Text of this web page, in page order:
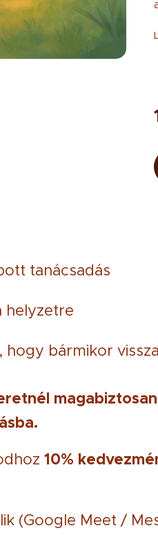
tanácsadás
helyzetre
bármikor
10%
(Google Meet /